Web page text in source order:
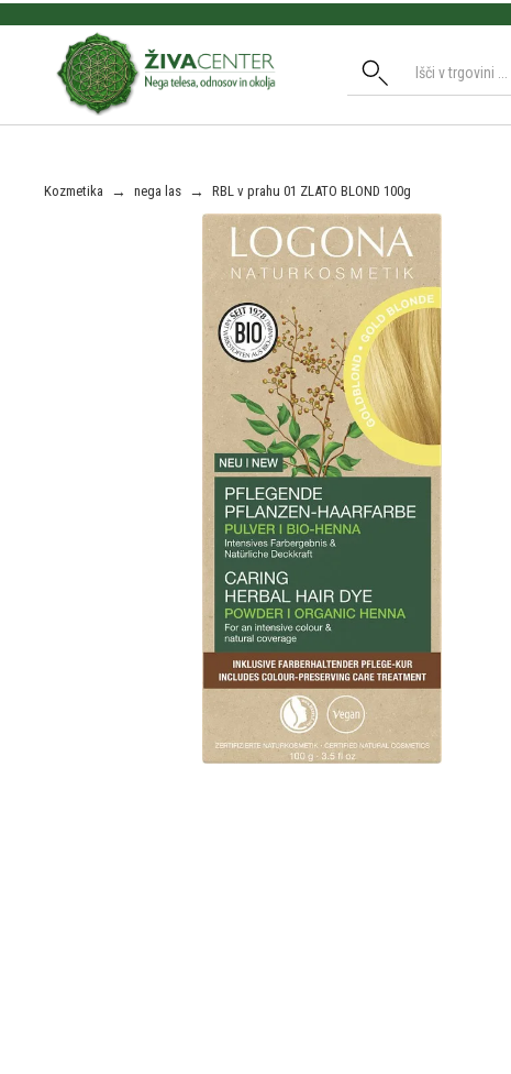
Kozmetika → nega las → RBL v prahu 01 ZLATO BLOND 100g